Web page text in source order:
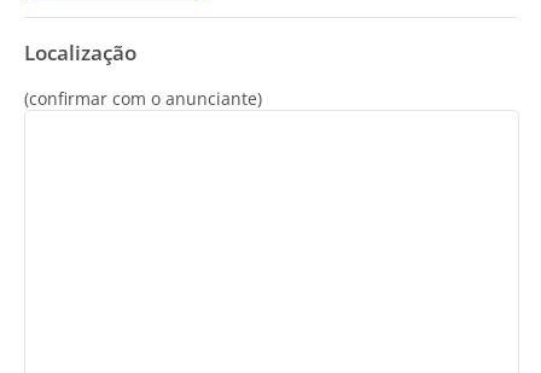
Localização
(confirmar com o anunciante)